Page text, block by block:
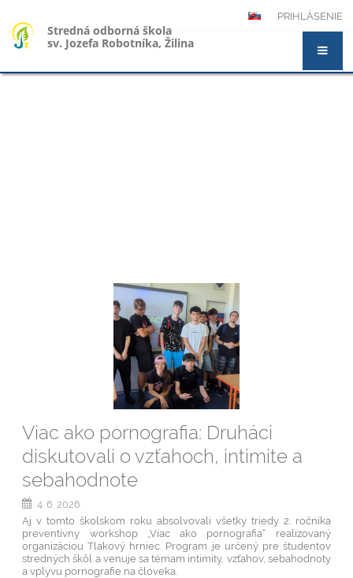
PRIHLÁSENIE
Stredná odborná škola
sv. Jozefa Robotníka, Žilina
Viac ako pornografia: Druháci
diskutovali o vzťahoch, intimite a
sebahodnote
4. 6. 2026
Aj v tomto školskom roku absolvovali všetky triedy 2. ročníka
preventívny workshop „Viac ako pornografia“ realizovaný
organizáciou Tlakový hrniec. Program je určený pre študentov
stredných škôl a venuje sa témam intimity, vzťahov, sebahodnoty
a vplyvu pornografie na človeka.